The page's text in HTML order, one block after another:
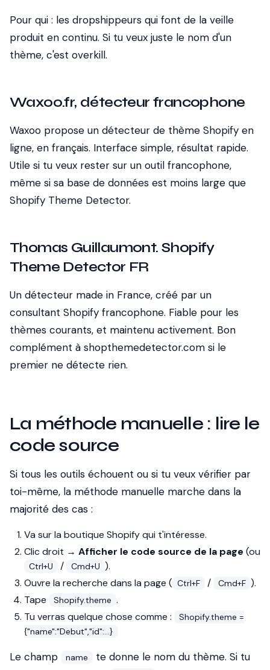
Pour qui : les dropshippeurs qui font de la veille
produit en continu. Si tu veux juste le nom d'un
thème, c'est overkill.
Waxoo.fr, détecteur francophone
Waxoo propose un détecteur de thème Shopify en
ligne, en français. Interface simple, résultat rapide.
Utile si tu veux rester sur un outil francophone,
même si sa base de données est moins large que
Shopify Theme Detector.
Thomas Guillaumont. Shopify
Theme Detector FR
Un détecteur made in France, créé par un
consultant Shopify francophone. Fiable pour les
thèmes courants, et maintenu activement. Bon
complément à shopthemedetector.com si le
premier ne détecte rien.
La méthode manuelle : lire le
code source
Si tous les outils échouent ou si tu veux vérifier par
toi-même, la méthode manuelle marche dans la
majorité des cas :
Va sur la boutique Shopify qui t'intéresse.
Clic droit → Afficher le code source de la page (ou
Ctrl+U / Cmd+U ).
Ouvre la recherche dans la page ( Ctrl+F / Cmd+F ).
Tape
Shopify.theme .
Tu verras quelque chose comme :
Shopify.theme =
{"name":"Debut","id":...}
Le champ name
te donne le nom du thème. Si tu